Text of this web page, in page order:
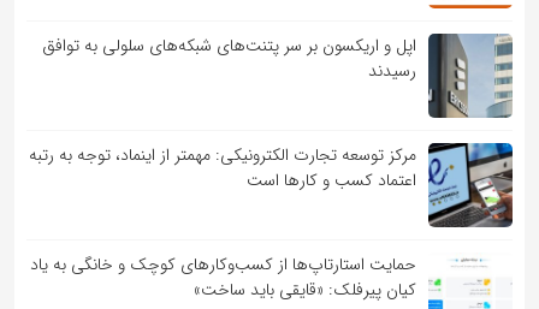
اپل و اریکسون بر سر پتنت‌های شبکه‌های سلولی به توافق
رسیدند
مرکز توسعه تجارت الکترونیکی: مهمتر از اینماد، توجه به رتبه
اعتماد کسب و کارها است
حمایت استارتاپ‌ها از کسب‌وکارهای کوچک و خانگی به یاد
کیان پیرفلک: «قایقی باید ساخت»